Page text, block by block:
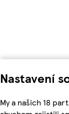
Nastavení
My a našich 18